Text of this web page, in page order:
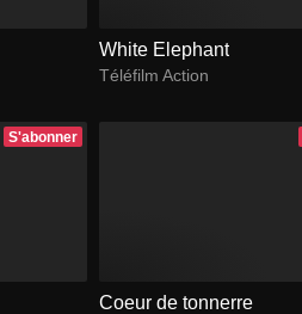
White Elephant
Téléfilm Action
S'abonner
Coeur de tonnerre